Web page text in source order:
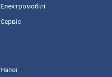
Електромобілі
Сервіс
Напої